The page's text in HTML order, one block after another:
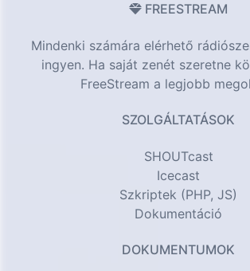
FREESTREAM
Mindenki számára elérhető
ingyen. Ha saját zenét szeretne
FreeStream a legjobb
SZOLGÁLTATÁSOK
SHOUTcast
Icecast
Szkriptek (PHP, JS)
Dokumentáció
DOKUMENTUMOK